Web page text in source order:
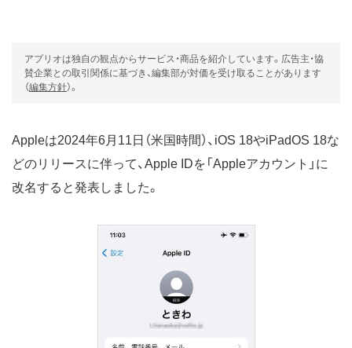
アプリオは独自の観点からサービス・商品を紹介しています。広告主・協
賛企業との取引関係に基づき、編集部が対価を受け取ることがあります
（編集方針）。
Appleは2024年6月11日（米国時間）、iOS 18やiPadOS 18な
どのリリースに伴って、Apple IDを「Appleアカウント」に
改名すると発表しました。